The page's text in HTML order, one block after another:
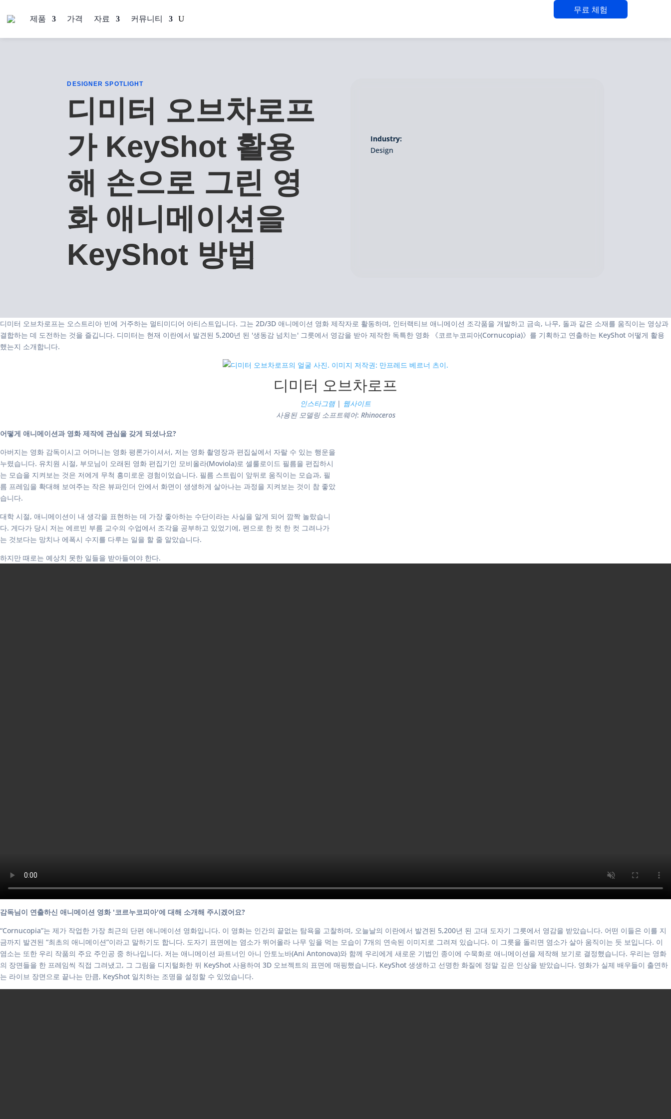
제품 가격 자료 커뮤니티
무료 체험
DESIGNER SPOTLIGHT
디미터 오브차로프
가 KeyShot 활용
해 손으로 그린 영
화 애니메이션을
KeyShot 방법
Industry:
Design
디미터 오브차로프는 오스트리아 빈에 거주하는 멀티미디어 아티스트입니다. 그는 2D/3D 애니메이션 영화 제작자로 활동하며, 인터랙티브 애니메이션 조각품을 개발하고 금속, 나무, 돌과 같은 소재를 움직이는 영상과
결합하는 데 도전하는 것을 즐깁니다. 디미터는 현재 이란에서 발견된 5,200년 된 '생동감 넘치는' 그릇에서 영감을 받아 제작한 독특한 영화 《코르누코피아(Cornucopia)》를 기획하고 연출하는 KeyShot 어떻게 활용
했는지 소개합니다.
디미터 오브차로프
인스타그램| 웹사이트
사용된 모델링 소프트웨어: Rhinoceros
어떻게 애니메이션과 영화 제작에 관심을 갖게 되셨나요?
아버지는 영화 감독이시고 어머니는 영화 평론가이셔서, 저는 영화 촬영장과 편집실에서 자랄 수 있는 행운을
누렸습니다. 유치원 시절, 부모님이 오래된 영화 편집기인 모비올라(Moviola)로 셀룰로이드 필름을 편집하시
는 모습을 지켜보는 것은 저에게 무척 흥미로운 경험이었습니다. 필름 스트립이 앞뒤로 움직이는 모습과, 필
름 프레임을 확대해 보여주는 작은 뷰파인더 안에서 화면이 생생하게 살아나는 과정을 지켜보는 것이 참 좋았
습니다.
대학 시절, 애니메이션이 내 생각을 표현하는 데 가장 좋아하는 수단이라는 사실을 알게 되어 깜짝 놀랐습니
다. 게다가 당시 저는 에르빈 부름 교수의 수업에서 조각을 공부하고 있었기에, 펜으로 한 컷 한 컷 그려나가
는 것보다는 망치나 에폭시 수지를 다루는 일을 할 줄 알았습니다.
하지만 때로는 예상치 못한 일들을 받아들여야 한다.
감독님이 연출하신 애니메이션 영화 '코르누코피아'에 대해 소개해 주시겠어요?
“Cornucopia”는 제가 작업한 가장 최근의 단편 애니메이션 영화입니다. 이 영화는 인간의 끝없는 탐욕을 고찰하며, 오늘날의 이란에서 발견된 5,200년 된 고대 도자기 그릇에서 영감을 받았습니다. 어떤 이들은 이를 지
금까지 발견된 “최초의 애니메이션”이라고 말하기도 합니다. 도자기 표면에는 염소가 뛰어올라 나무 잎을 먹는 모습이 7개의 연속된 이미지로 그려져 있습니다. 이 그릇을 돌리면 염소가 살아 움직이는 듯 보입니다. 이
염소는 또한 우리 작품의 주요 주인공 중 하나입니다. 저는 애니메이션 파트너인 아니 안토노바(Ani Antonova)와 함께 우리에게 새로운 기법인 종이에 수묵화로 애니메이션을 제작해 보기로 결정했습니다. 우리는 영화
의 장면들을 한 프레임씩 직접 그려냈고, 그 그림을 디지털화한 뒤 KeyShot 사용하여 3D 오브젝트의 표면에 매핑했습니다. KeyShot 생생하고 선명한 화질에 정말 깊은 인상을 받았습니다. 영화가 실제 배우들이 출연하
는 라이브 장면으로 끝나는 만큼, KeyShot 일치하는 조명을 설정할 수 있었습니다.